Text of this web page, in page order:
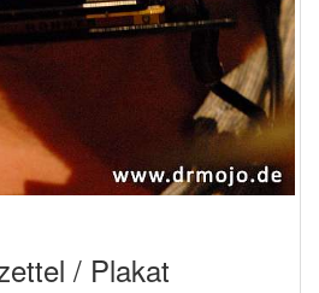
/ Plakat